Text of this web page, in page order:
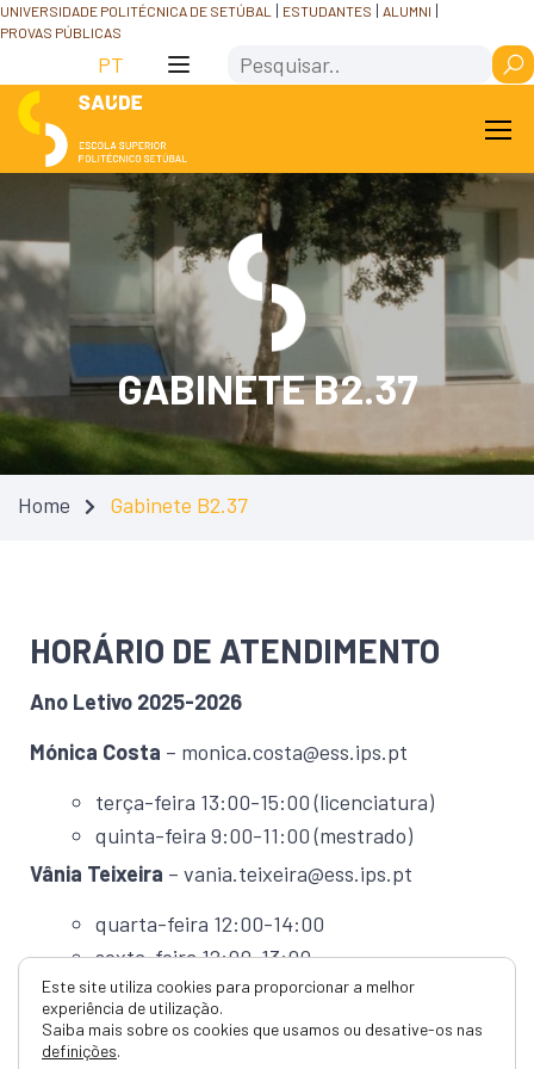
Skip
to
Saltar
para
UNIVERSIDADE POLITÉCNICA DE SETÚBAL ESTUDANTES
ALUMNI
PROVAS PÚBLICAS
PT Search
GABINETE B2.37
Home Gabinete B2.37
HORÁRIO DE ATENDIMENTO
Ano Letivo 2025-2026
Mónica Costa – monica.costa@ess.ips.pt
terça-feira 13:00-15:00 (licenciatura)
quinta-feira 9:00-11:00 (mestrado)
Vânia Teixeira – vania.teixeira@ess.ips.pt
quarta-feira 12:00-14:00
sexta-feira 12:00-13:00
Ana Lúcia Ramos– ana.ramos@ess.ips.pt
terça-feira 13:00-14:00
Este site utiliza cookies para proporcionar a melhor
experiência de utilização.
Saiba mais sobre os cookies que usamos ou desative-os nas
definições.